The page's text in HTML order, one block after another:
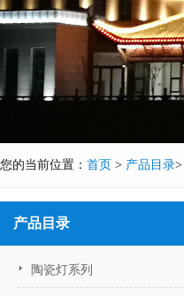
您的当前位置： 首页 > 产品目录>
产品目录
陶瓷灯系列